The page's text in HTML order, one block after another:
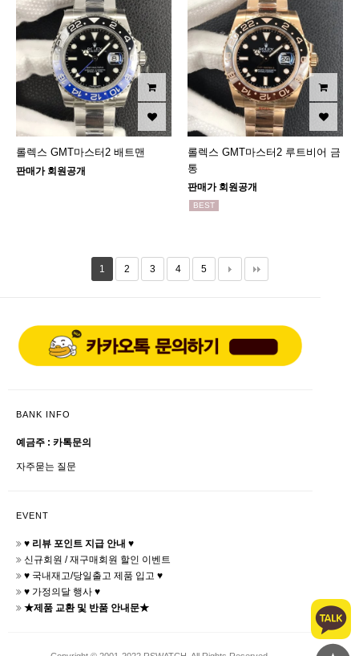
롤렉스 GMT마스터2 배트맨
판매가 회원공개
롤렉스 GMT마스터2 루트비어 금
통
판매가 회원공개
BEST
1 2 3 4 5
BANK INFO
예금주 : 카톡문의
자주묻는 질문
EVENT
♥ 리뷰 포인트 지급 안내 ♥
신규회원 / 재구매회원 할인 이벤트
♥ 국내재고/당일출고 제품 입고 ♥
♥ 가정의달 행사 ♥
★제품 교환 및 반품 안내문★